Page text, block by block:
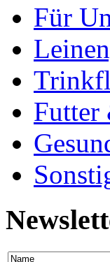
Für
Futter